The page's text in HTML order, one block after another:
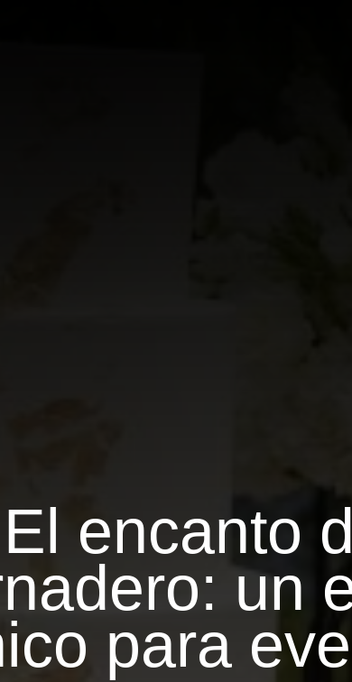
El encanto
un
para